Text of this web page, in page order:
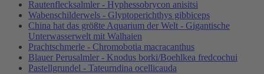
Rautenflecksalmler - Hyphessobrycon anisitsi
Wabenschilderwels - Glyptoperichthys gibbiceps
China hat das größte Aquarium der Welt - Gigantische
Unterwasserwelt mit Walhaien
Prachtschmerle - Chromobotia macracanthus
Blauer Perusalmler - Knodus borki/Boehlkea fredcochui
Pastellgrundel - Tateurndina ocellicauda